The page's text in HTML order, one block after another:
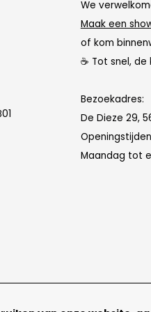
We
Maak een
of kom
☕ Tot snel,
Bezoekadres:
De Dieze 29,
Maandag tot